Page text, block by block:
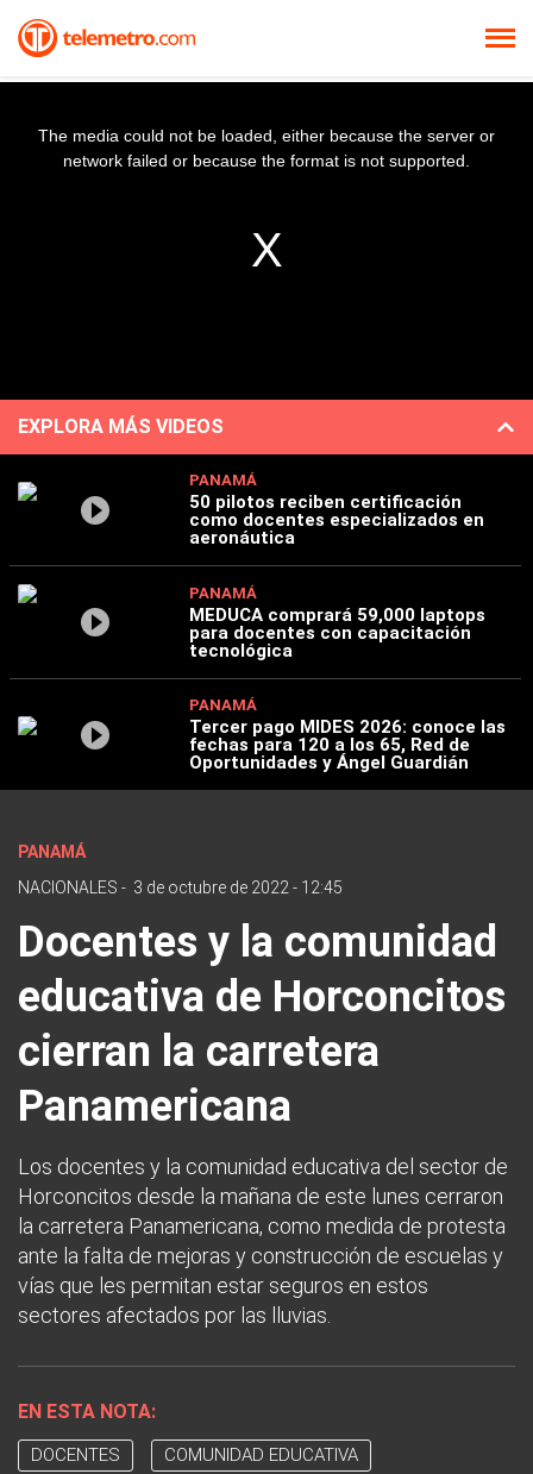
The media could not be loaded, either because the server or
network failed or because the format is not supported.
EXPLORA MÁS VIDEOS
PANAMÁ
50 pilotos reciben certificación
como docentes especializados en
aeronáutica
PANAMÁ
MEDUCA comprará 59,000 laptops
para docentes con capacitación
tecnológica
PANAMÁ
Tercer pago MIDES 2026: conoce las
fechas para 120 a los 65, Red de
Oportunidades y Ángel Guardián
PANAMÁ
NACIONALES - 3 de octubre de 2022 - 12:45
Docentes y la comunidad
educativa de Horconcitos
cierran la carretera
Panamericana
Los docentes y la comunidad educativa del sector de
Horconcitos desde la mañana de este lunes cerraron
la carretera Panamericana, como medida de protesta
ante la falta de mejoras y construcción de escuelas y
vías que les permitan estar seguros en estos
sectores afectados por las lluvias.
EN ESTA NOTA:
DOCENTES COMUNIDAD EDUCATIVA